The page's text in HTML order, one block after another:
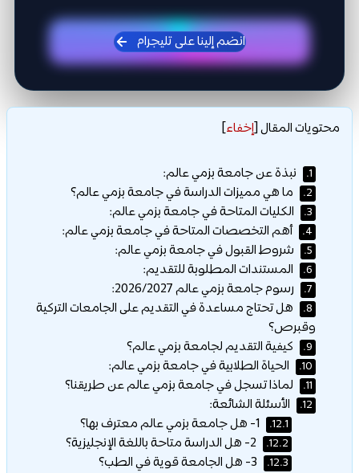
انضم إلينا على تليجرام
محتويات المقال[إخفاء]
1. نبذة عن جامعة بزمي عالم:
2. ما هي مميزات الدراسة في جامعة بزمي عالم؟
3. الكليات المتاحة في جامعة بزمي عالم:
4. أهم التخصصات المتاحة في جامعة بزمي عالم:
5. شروط القبول في جامعة بزمي عالم:
6. المستندات المطلوبة للتقديم:
7. رسوم جامعة بزمي عالم 2026/2027:
8.
هل تحتاج مساعدة في التقديم على الجامعات التركية
وقبرص؟
9. كيفية التقديم لجامعة بزمي عالم؟
10. الحياة الطلابية في جامعة بزمي عالم:
11. لماذا تسجل في جامعة بزمي عالم عن طريقنا؟
12. الأسئلة الشائعة:
12.1.
12.2.
12.3.